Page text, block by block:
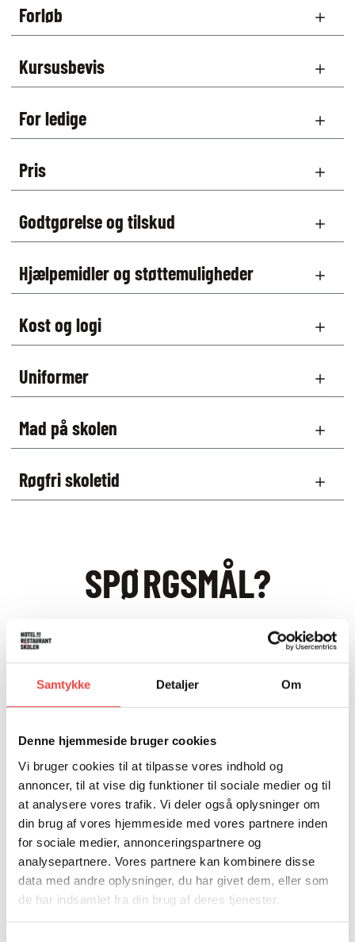
Samtykke Detaljer Om
Denne hjemmeside bruger cookies
Vi bruger cookies til at tilpasse vores indhold og
annoncer, til at vise dig funktioner til sociale medier og til
at analysere vores trafik. Vi deler også oplysninger om
din brug af vores hjemmeside med vores partnere inden
for sociale medier, annonceringspartnere og
analysepartnere. Vores partnere kan kombinere disse
data med andre oplysninger, du har givet dem, eller som
de har indsamlet fra din brug af deres tjenester.
Forløb
Kursusbevis
For ledige
Pris
Godtgørelse og tilskud
Hjælpemidler og støttemuligheder
Kost og logi
Uniformer
Mad på skolen
Røgfri skoletid
SPØRGSMÅL?
Kontakt vores kursusafdeling:
KURSUSSEKRETÆR
ELSEBETH CHARLOTTE
CHRISTIANSEN